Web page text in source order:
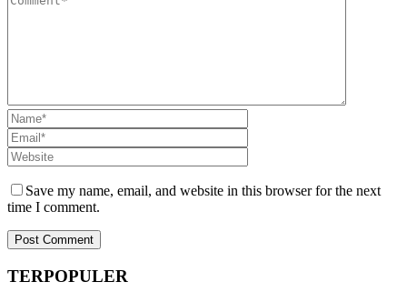
Save my name, email, and website in this browser for the next
time I comment.
TERPOPULER